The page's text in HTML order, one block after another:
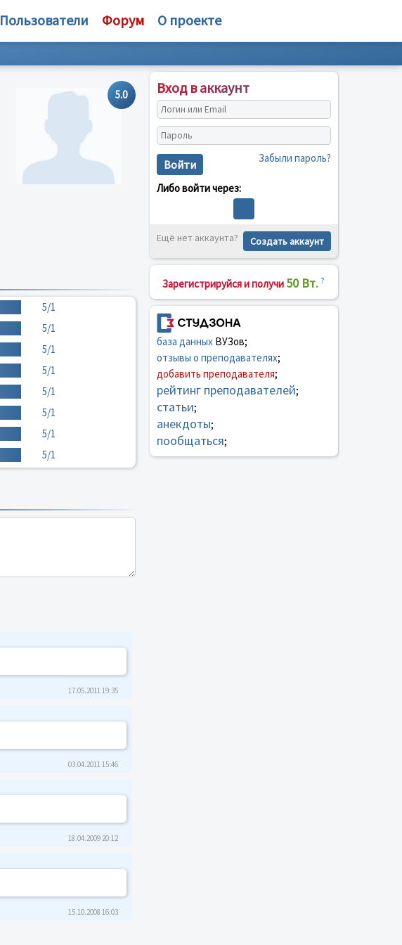
Пользователи Форум О проекте
5.0
5/1
5/1
5/1
5/1
5/1
5/1
5/1
5/1
17.05.2011 19:35
03.04.2011 15:46
18.04.2009 20:12
15.10.2008 16:03
Вход в аккаунт
Войти Забыли пароль?
Либо войти через:
Ещё нет аккаунта? Создать аккаунт
Зарегистрируйся и получи 50 Вт. ?
база данныхВУЗов;
отзывы о преподавателях;
добавить преподавателя;
рейтинг преподавателей;
статьи;
анекдоты;
пообщаться;